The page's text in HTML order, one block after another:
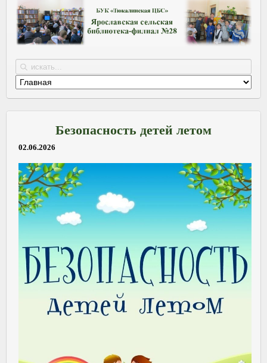
Безопасность детей летом
02.06.2026